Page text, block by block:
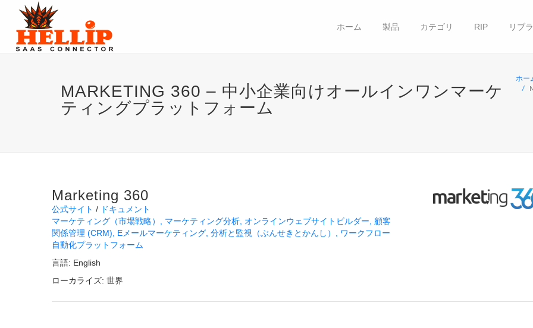
ホーム 製品 カテゴリ RIP リブ
MARKETING 360 – 中小企業向けオールインワンマーケ
ティングプラットフォーム
ホー
Marketing 360
公式サイト
ドキュメント
マーケティング（市場戦略）
マーケティング分析 オンラインウェブサイトビルダー
顧客
関係管理 (CRM)
Eメールマーケティング 分析と監視（ぶんせきとかんし）
ワークフロー
自動化プラットフォーム
言語: English
ローカライズ: 世界